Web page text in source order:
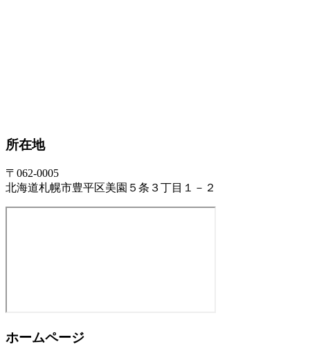
所在地
〒062-0005
北海道札幌市豊平区美園５条３丁目１－２
ホームページ